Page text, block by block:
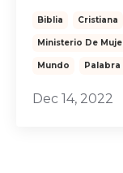
Biblia Cristiana
Ministerio De
Mundo Palabra
Dec 14, 2022